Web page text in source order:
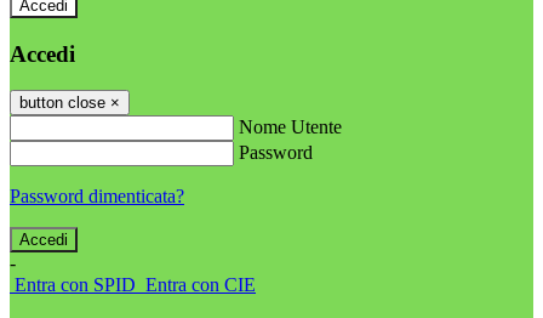
Accedi
Accedi
button close ×
Nome Utente
Password
Password dimenticata?
-
Entra con SPID Entra con CIE